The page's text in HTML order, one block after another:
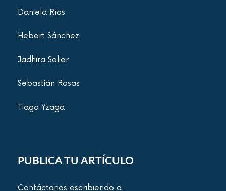
Daniela Ríos
Hebert Sánchez
Jadhira Solier
Sebastián Rosas
Tiago Yzaga
PUBLICA TU ARTÍCULO
Contáctanos escribiendo a